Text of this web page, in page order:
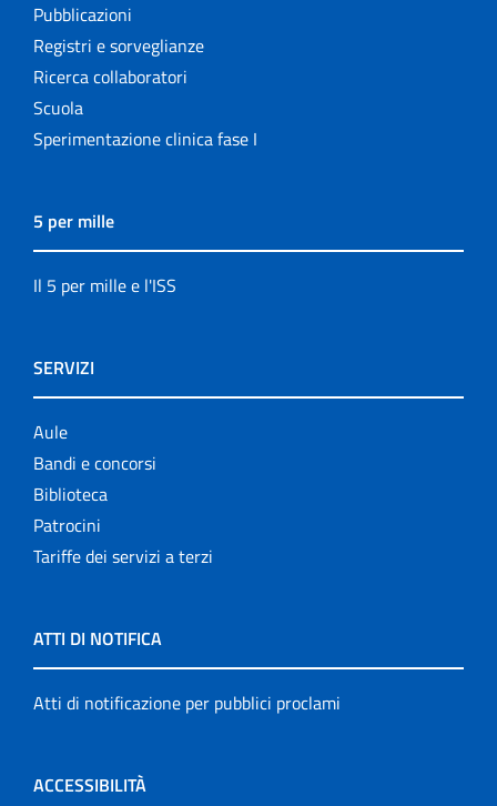
Pubblicazioni
Registri e sorveglianze
Ricerca collaboratori
Scuola
Sperimentazione clinica fase I
5 per mille
Il 5 per mille e l'ISS
SERVIZI
Aule
Bandi e concorsi
Biblioteca
Patrocini
Tariffe dei servizi a terzi
ATTI DI NOTIFICA
Atti di notificazione per pubblici proclami
ACCESSIBILITÀ